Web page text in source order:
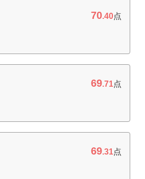
70.40点
69.71点
69.31点